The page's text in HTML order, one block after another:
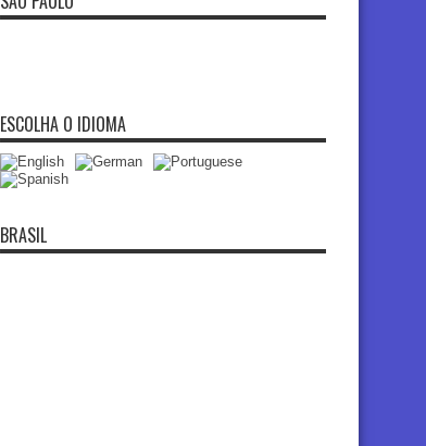
ESCOLHA O IDIOMA
BRASIL